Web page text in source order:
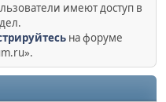
имеют доступ в
на форуме